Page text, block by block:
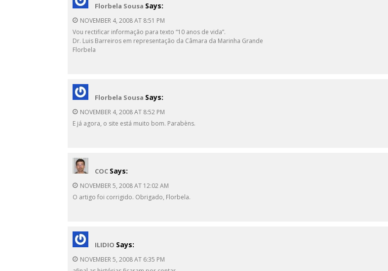
Florbela Sousa Says:
NOVEMBER 4, 2008 AT 8:51 PM
Vou rectificar informação para texto “10 anos de vida”.
Dr. Luis Barreiros em representação da Câmara da Marinha Grande
Florbela
Florbela Sousa Says:
NOVEMBER 4, 2008 AT 8:52 PM
E já agora, o site está muito bom. Parabèns.
COC Says:
NOVEMBER 5, 2008 AT 12:02 AM
O artigo foi corrigido. Obrigado, Florbela.
ILIDIO Says:
NOVEMBER 5, 2008 AT 6:35 PM